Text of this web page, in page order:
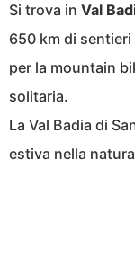
Si trova in Val
650 km di
per la mountain
solitaria.
La Val Badia di
estiva nella